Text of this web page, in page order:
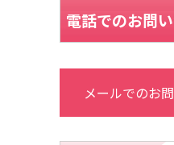
電話でのお問
メールでのお